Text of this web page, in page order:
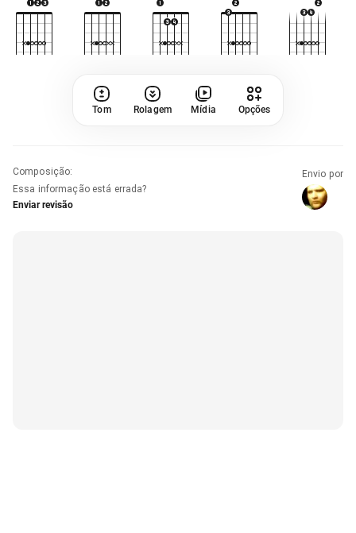
Tom Rolagem Mídia Opções
Composição:
Essa informação está errada?
Enviar revisão
Envio por